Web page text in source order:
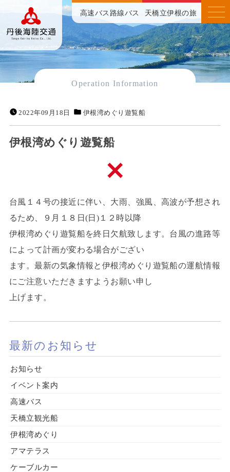
高速バス 路線バス 天橋立伊根の旅
Operation Information
2022年09月18日 伊根湾めぐり遊覧船
伊根湾めぐり遊覧船
台風１４号の接近に伴い、大雨、強風、高波が予想され
るため、９月１８日(日)１２時以降
伊根湾めぐり遊覧船を終日欠航致します。台風の進路等
によって計画が変わる場合がござい
ます。最新の気象情報と伊根湾めぐり遊覧船の運航情報
にご注意いただきますようお願い申し
上げます。
最新のお知らせ
お知らせ
イベント案内
高速バス
天橋立観光船
伊根湾めぐり
アマテラス
ケーブルカー